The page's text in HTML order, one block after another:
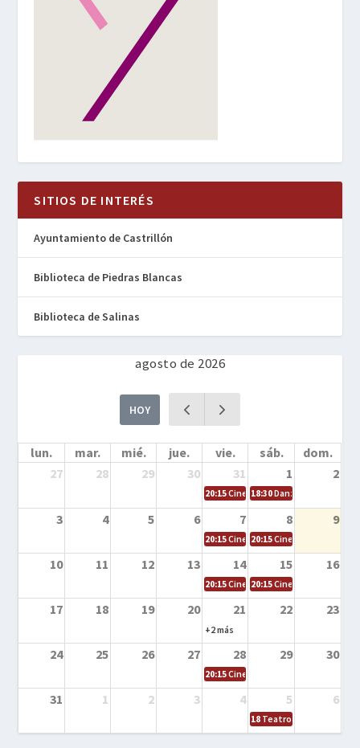
SITIOS DE INTERÉS
Ayuntamiento de Castrillón
Biblioteca de Piedras Blancas
Biblioteca de Salinas
agosto de 2026
HOY
lun. mar. mié. jue. vie. sáb.
dom.
27
28 29 30 31 1 2
20:15Cine en la calle – Cómo
18:30Danza – Cita en el
3 4 5 6 7 8 9
20:15Cine en la calle – El niño y la
20:15Cine en la calle –
10 11 12 13 14 15 16
20:15Cine en la calle – Tortugas
20:15Cine en la calle –
17 18 19 20 21 22 23
+2 más
24 25 26 27 28 29 30
20:15Cine en el calle – Tintín y el
31 1 2 3 4 5 6
18 Teatro – Tres